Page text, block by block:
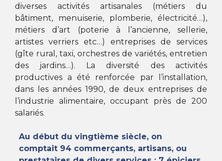
diverses activités artisanales (métiers du
bâtiment, menuiserie, plomberie, électricité…),
métiers d’art (poterie à l’ancienne, sellerie,
artistes verriers etc…) entreprises de services
(gîte rural, taxi, orchestres de variétés, entretien
des jardins…). La diversité des activités
productives a été renforcée par l’installation,
dans les années 1990, de deux entreprises de
l’industrie alimentaire, occupant près de 200
salariés.
Au début du vingtième siècle, on
comptait 94 commerçants, artisans, ou